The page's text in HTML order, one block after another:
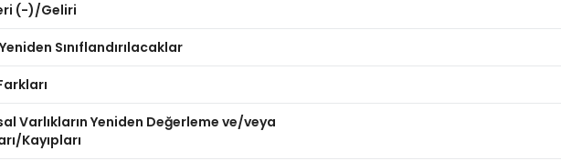
(-)/Geliri
Sınıflandırılacaklar
Varlıkların Yeniden Değerleme ve/veya
Kayıpları